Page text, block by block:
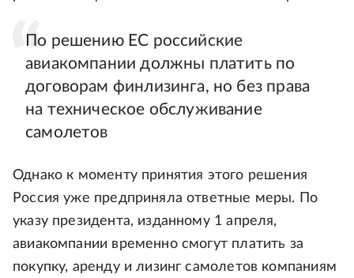
По решению ЕС российские
авиакомпании должны платить по
договорам финлизинга, но без права
на техническое обслуживание
самолетов
Однако к моменту принятия этого решения
Россия уже предприняла ответные меры. По
указу президента, изданному 1 апреля,
авиакомпании временно смогут платить за
покупку, аренду и лизинг самолетов компаниям